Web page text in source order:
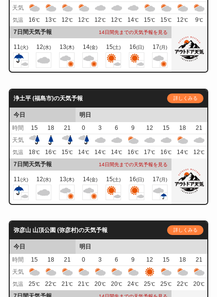
天気
気温 16℃ 13℃ 12℃ 12℃ 12℃ 12℃ 14℃ 15℃ 15℃ 12℃ 9℃
7日間天気予報 14日間先までの天気予報を見る
11(火) 12(水) 13(木) 14(金) 15(土) 16(日) 17(月)
浄土平 (福島市)の天気予報 詳しくみる
今日
明日
時間
15 18 21 0 3 6 9 12 15 18
21
天気
気温 18℃ 16℃ 15℃ 14℃ 14℃ 14℃ 16℃ 17℃ 16℃ 14℃ 12℃
7日間天気予報 14日間先までの天気予報を見る
11(火) 12(水) 13(木) 14(金) 15(土) 16(日) 17(月)
弥彦山 山頂公園 (弥彦村)の天気予報 詳しくみる
今日
明日
時間
15 18 21 0 3 6 9 12 15 18
21
天気
気温 25℃ 22℃ 21℃ 21℃ 20℃ 20℃ 24℃ 25℃ 25℃ 22℃ 20℃